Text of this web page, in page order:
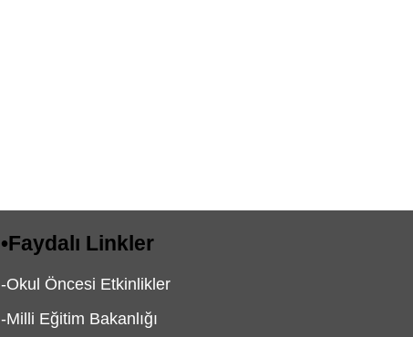
•Faydalı Linkler
-Okul Öncesi Etkinlikler
-Milli Eğitim Bakanlığı